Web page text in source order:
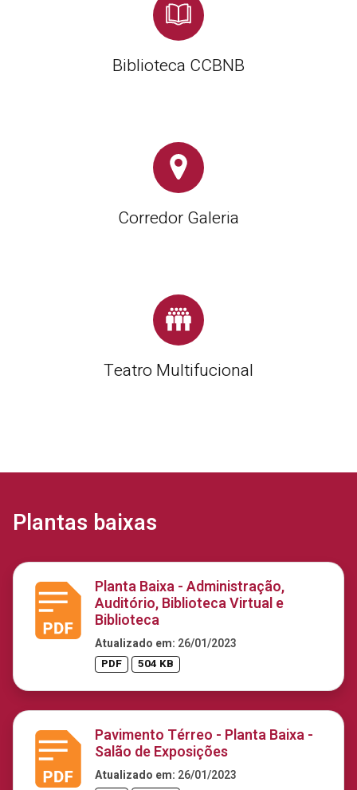
Biblioteca CCBNB
Corredor Galeria
Teatro Multifucional
Plantas baixas
Planta Baixa - Administração,
Auditório, Biblioteca Virtual e
Biblioteca
Atualizado em: 26/01/2023
PDF 504 KB
Pavimento Térreo - Planta Baixa -
Salão de Exposições
Atualizado em: 26/01/2023